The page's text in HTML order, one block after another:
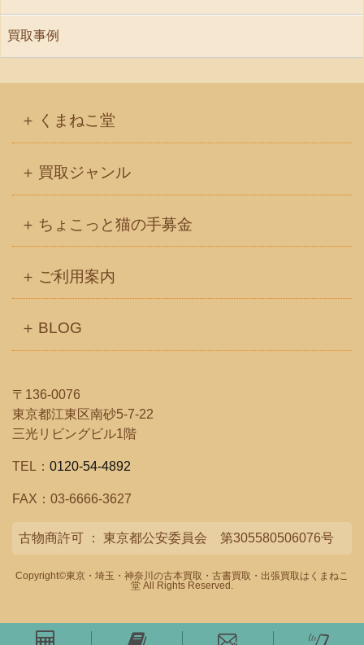
買取事例
くまねこ堂
買取ジャンル
ちょこっと猫の手募金
ご利用案内
BLOG
〒136-0076
東京都江東区南砂5-7-22
三光リビングビル1階
TEL： 0120-54-4892
FAX：03-6666-3627
古物商許可 ： 東京都公安委員会 第305580506076号
Copyright©東京・埼玉・神奈川の古本買取・古書買取・出張買取はくまねこ
堂 All Rights Reserved.